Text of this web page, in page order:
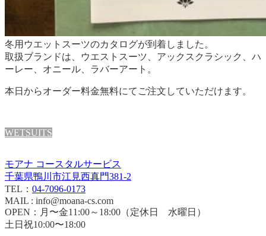
冬用ウエットスーツのカタログが到着しました。
取扱ブランドは、ウエストスーツ、アックスクラシック、ハ
ーレー、オニール、ラバーアート。
本日からオーダー料金無料にてご注文していただけます。
WETSUITS
モアナ コースタルサービス
千葉県鴨川市江見西真門381-2
TEL： 04-7096-0173
MAIL : info@moana-cs.com
OPEN：月〜金11:00～18:00（定休日 水曜日）
土日祝10:00〜18:00